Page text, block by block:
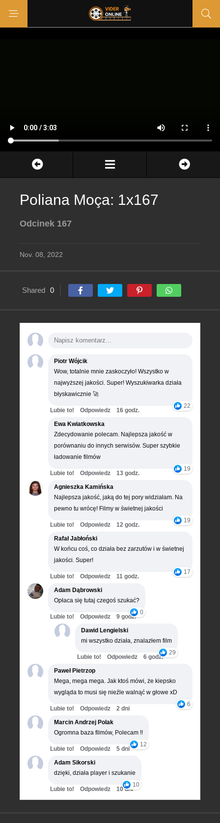
Poliana Moça: 1x167
Odcinek 167
Nov. 08, 2022
Shared 0
Piotr Wójcik
Wow, totalnie mnie zaskoczyło! Wszystko w
najwyższej jakości. Super! Wyszukiwarka działa
błyskawicznie 🚀
22
Lubie to! Odpowiedz
16 godz.
Ewa Kwiatkowska
Zdecydowanie polecam. Najlepsza jakość w
porównaniu do innych serwisów. Super szybkie
ładowanie filmów
19
Lubie to! Odpowiedz
13 godz.
Agnieszka Kamińska
Najlepsza jakość, jaką do tej pory widziałam. Na
pewno tu wrócę! Filmy w świetnej jakości
19
Lubie to! Odpowiedz
12 godz.
Rafał Jabłoński
W końcu coś, co działa bez zarzutów i w świetnej
jakości. Super!
17
Lubie to! Odpowiedz
11 godz.
Adam Dąbrowski
Opłaca się tutaj czegoś szukać?
0
Lubie to! Odpowiedz
9 godz.
Dawid Lengielski
mi wszystko działa, znalazłem film
29
Lubie to! Odpowiedz
6 godz.
Paweł Pietrzop
Mega, mega mega. Jak ktoś mówi, że kiepsko
wygląda to musi się nieźle walnąć w głowe xD
6
Lubie to! Odpowiedz
2 dni
Marcin Andrzej Polak
Ogromna baza filmów, Polecam !!
12
Lubie to! Odpowiedz
5 dni
Adam Sikorski
dzięki, działa player i szukanie
10
Lubie to! Odpowiedz 10 dni